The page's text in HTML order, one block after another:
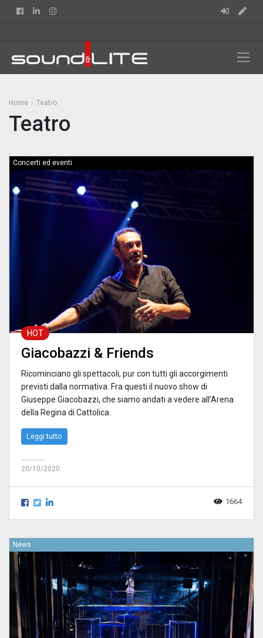
FacebookLinkedin
Home Teatro
Teatro
Concerti ed eventi
HOT
Giacobazzi & Friends
Ricominciano gli spettacoli, pur con tutti gli accorgimenti
previsti dalla normativa. Fra questi il nuovo show di
Giuseppe Giacobazzi, che siamo andati a vedere all’Arena
della Regina di Cattolica.
Leggi tutto
20/10/2020
1664
News